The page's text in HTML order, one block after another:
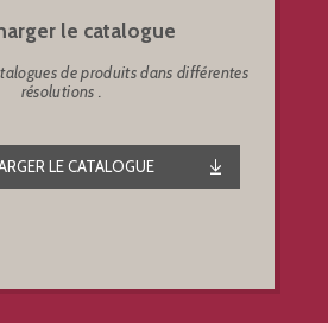
le catalogue
de produits dans différentes
résolutions .
LE CATALOGUE